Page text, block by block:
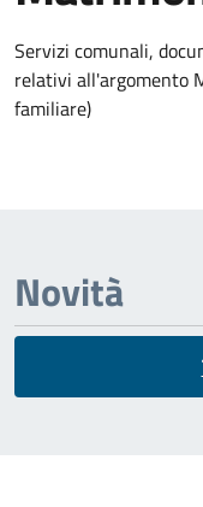
Dettagli
Servizi comunali,
relativi all'argomento
familiare)
Novità